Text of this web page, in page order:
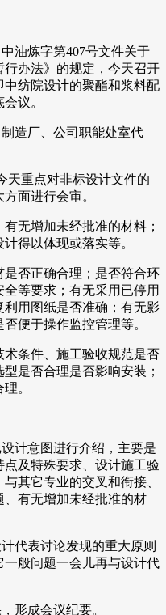
油炼字第407号文件关于
行办法》的规定，今天召开
纺院设计的聚酯和浆料配
议。
造厂、公司职能处室代
天重点对非标设计文件的
面进行会审。
无增加未经批准的材料；
得以体现或落实等。
否正确合理；是否符合环
等要求；有无采用已停用
用图纸是否准确；有无影
便于操作监控管理等。
条件、施工验收规范是否
是否合理是否影响安装；
。
计意图进行介绍，主要是
及特殊要求、设计施工验
其它专业的交叉和衔接、
有无增加未经批准的材
代表讨论发现的重大原则
般问题一会儿再与设计代
形成会议纪要。